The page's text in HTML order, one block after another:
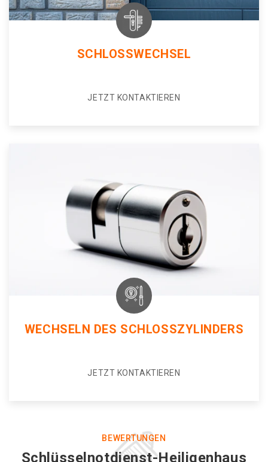
SCHLOSSWECHSEL
JETZT KONTAKTIEREN
WECHSELN DES SCHLOSSZYLINDERS
JETZT KONTAKTIEREN
BEWERTUNGEN
Schlüsselnotdienst-Heiligenhaus